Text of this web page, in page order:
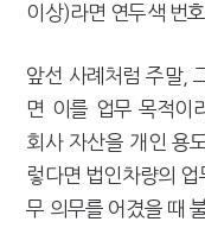
이상)라면 연두색 번
앞선 사례처럼 주말,
면 이를 업무 목적이
회사 자산을 개인 용
렇다면 법인차량의 업
무 의무를 어겼을 때